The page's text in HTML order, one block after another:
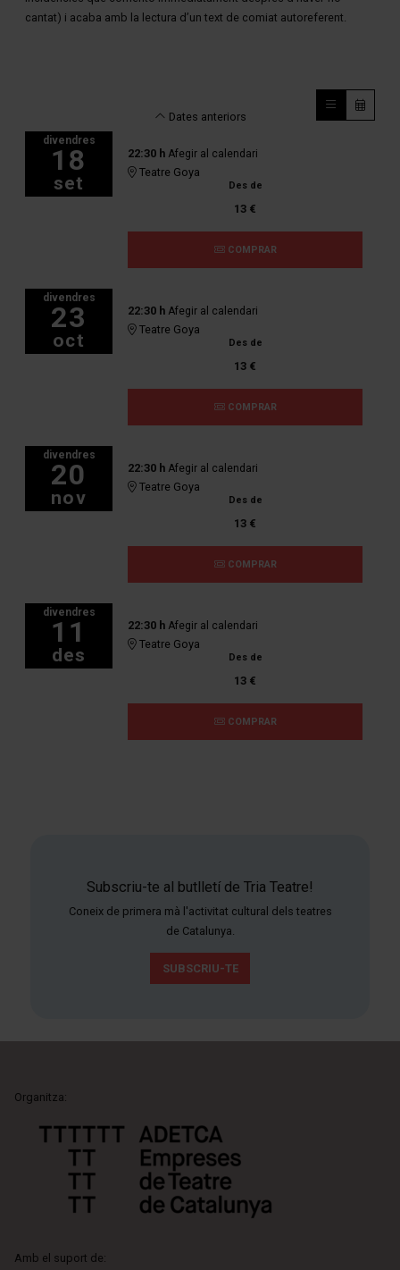
cantat) i acaba amb la lectura d’un text de comiat autoreferent.
Dates anteriors
divendres
18
set
22:30 h Afegir al calendari
Teatre Goya
Des de
13 €
COMPRAR
divendres
23
oct
22:30 h Afegir al calendari
Teatre Goya
Des de
13 €
COMPRAR
divendres
20
nov
22:30 h Afegir al calendari
Teatre Goya
Des de
13 €
COMPRAR
divendres
11
des
22:30 h Afegir al calendari
Teatre Goya
Des de
13 €
COMPRAR
Subscriu-te al butlletí de Tria Teatre!
Coneix de primera mà l'activitat cultural dels teatres
de Catalunya.
SUBSCRIU-TE
Organitza:
Amb el suport de: